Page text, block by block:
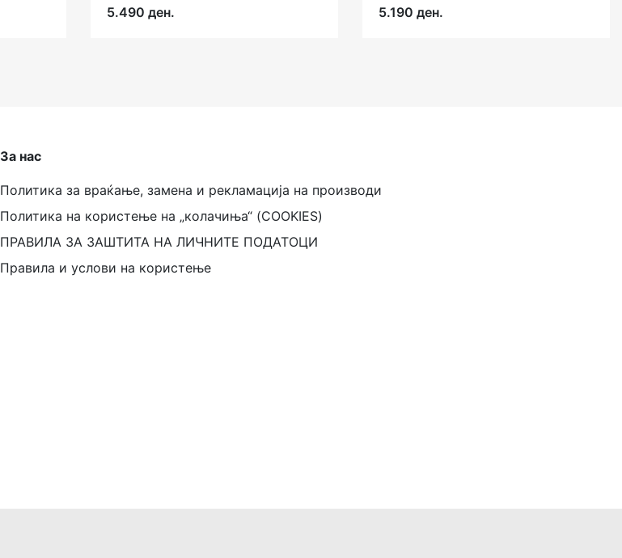
5.490 ден. 5.190 ден.
За нас
Политика за враќање, замена и рекламација на производи
Политика на користење на „колачиња“ (COOKIES)
ПРАВИЛА ЗА ЗАШТИТА НА ЛИЧНИТЕ ПОДАТОЦИ
Правила и услови на користење